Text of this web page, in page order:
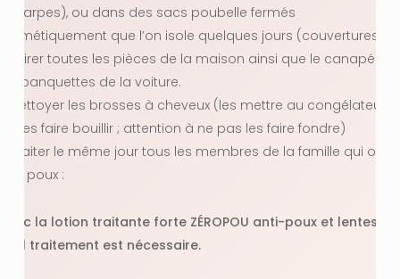
ou dans des sacs poubelle fermés
que l’on isole quelques jours (couvertures…),
toutes les pièces de la maison ainsi que le canapés et
banquettes de la voiture.
Nettoyer les brosses à cheveux (les mettre au congélateur
les faire bouillir ; attention à ne pas les faire fondre)
Traiter le même jour tous les membres de la famille qui ont
poux :
la lotion traitante forte ZÉROPOU anti-poux et lentes, 1
traitement est nécessaire.